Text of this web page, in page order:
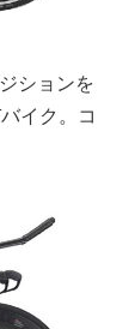
ションを
イク。コ